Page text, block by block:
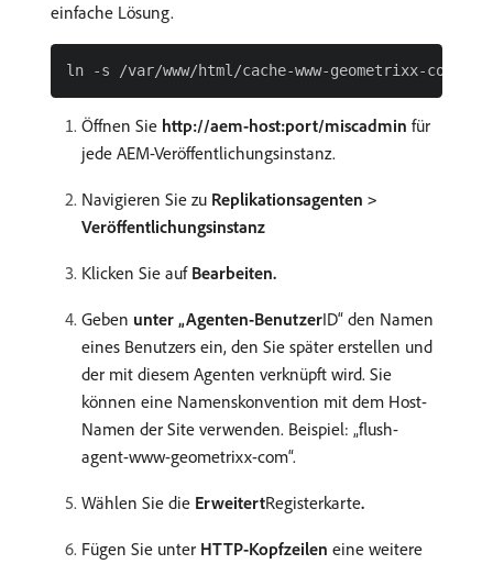
einfache Lösung.
Öffnen Sie http://aem-host:port/miscadmin für
jede AEM-Veröffentlichungsinstanz.
Navigieren Sie zu Replikationsagenten >
Veröffentlichungsinstanz
Klicken Sie auf Bearbeiten.
Geben unter „Agenten-BenutzerID“ den Namen
eines Benutzers ein, den Sie später erstellen und
der mit diesem Agenten verknüpft wird. Sie
können eine Namenskonvention mit dem Host-
Namen der Site verwenden. Beispiel: „flush-
agent-www-geometrixx-com“.
Wählen Sie die ErweitertRegisterkarte.
Fügen Sie unter HTTP-Kopfzeilen eine weitere